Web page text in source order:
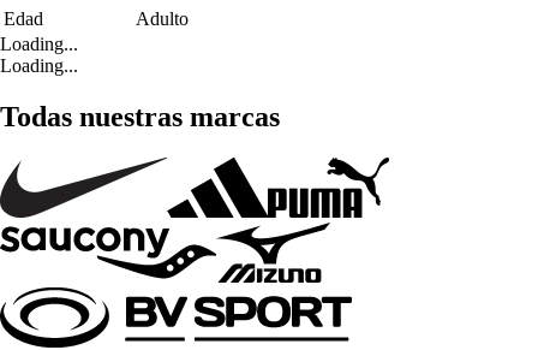
Edad
Adulto
Loading...
Loading...
Todas nuestras marcas